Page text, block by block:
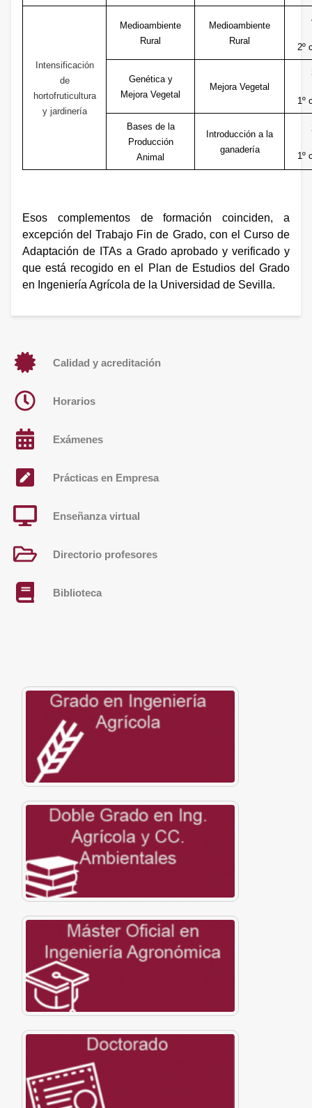
Intensificación
de
hortofruticultura
y jardinería
Medioambiente
Rural
Medioambiente
Rural
2º
Genética y
Mejora Vegetal
Mejora Vegetal
1º
Bases de la
Producción
Animal
Introducción a la
ganadería
1º
Esos complementos de formación coinciden, a
excepción del Trabajo Fin de Grado, con el Curso de
Adaptación de ITAs a Grado aprobado y verificado y
que está recogido en el Plan de Estudios del Grado
en Ingeniería Agrícola de la Universidad de Sevilla.
Calidad y acreditación
Horarios
Exámenes
Prácticas en Empresa
Enseñanza virtual
Directorio profesores
Biblioteca